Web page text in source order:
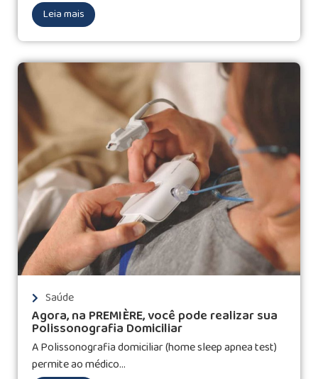
Leia mais
Saúde
Agora, na PREMIÈRE, você pode realizar sua
Polissonografia Domiciliar
A Polissonografia domiciliar (home sleep apnea test)
permite ao médico...